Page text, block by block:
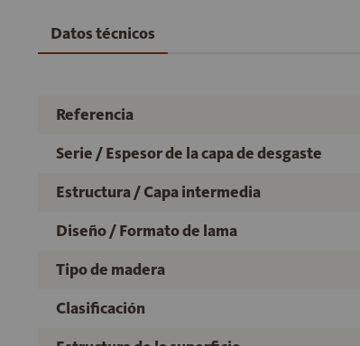
Datos técnicos
Referencia
Serie / Espesor de la capa de desgaste
Estructura / Capa intermedia
Diseño / Formato de lama
Tipo de madera
Clasificación